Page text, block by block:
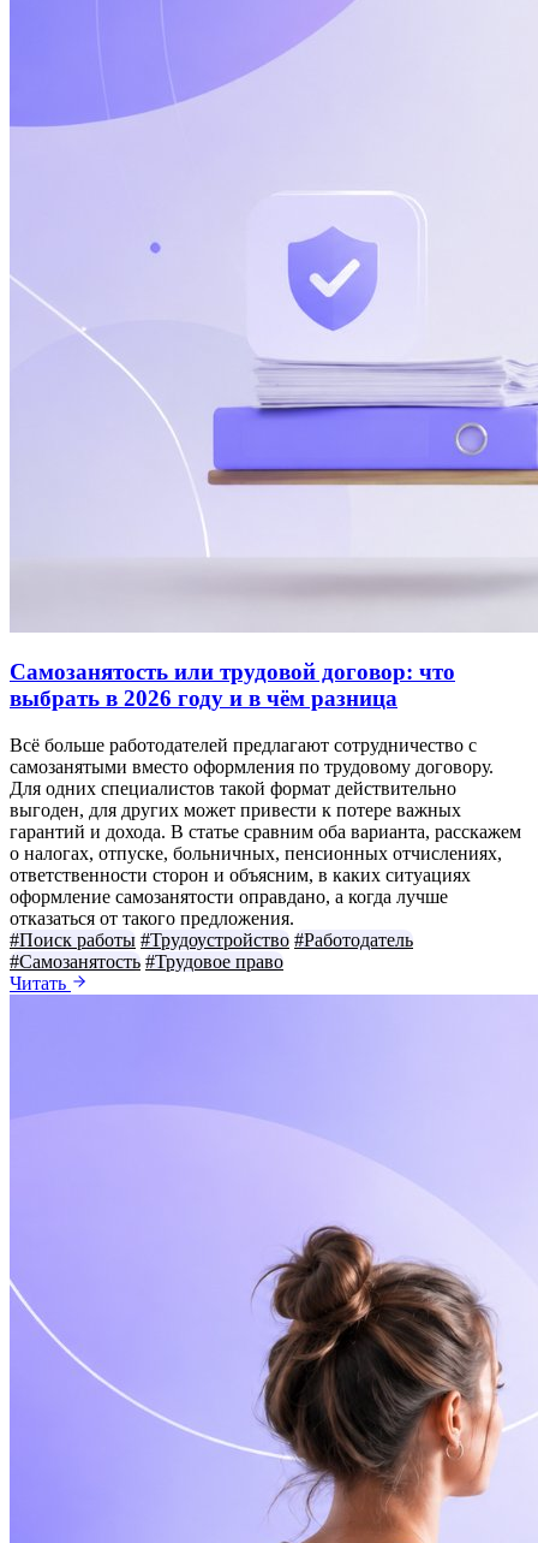
Самозанятость или трудовой договор: что
выбрать в 2026 году и в чём разница
Всё больше работодателей предлагают сотрудничество с
самозанятыми вместо оформления по трудовому договору.
Для одних специалистов такой формат действительно
выгоден, для других может привести к потере важных
гарантий и дохода. В статье сравним оба варианта, расскажем
о налогах, отпуске, больничных, пенсионных отчислениях,
ответственности сторон и объясним, в каких ситуациях
оформление самозанятости оправдано, а когда лучше
отказаться от такого предложения.
#Поиск работы #Трудоустройство #Работодатель
#Самозанятость #Трудовое право
Читать